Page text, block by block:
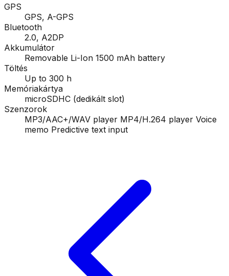
GPS
GPS, A-GPS
Bluetooth
2.0, A2DP
Akkumulátor
Removable Li-Ion 1500 mAh battery
Töltés
Up to 300 h
Memóriakártya
microSDHC (dedikált slot)
Szenzorok
MP3/AAC+/WAV player MP4/H.264 player Voice
memo Predictive text input